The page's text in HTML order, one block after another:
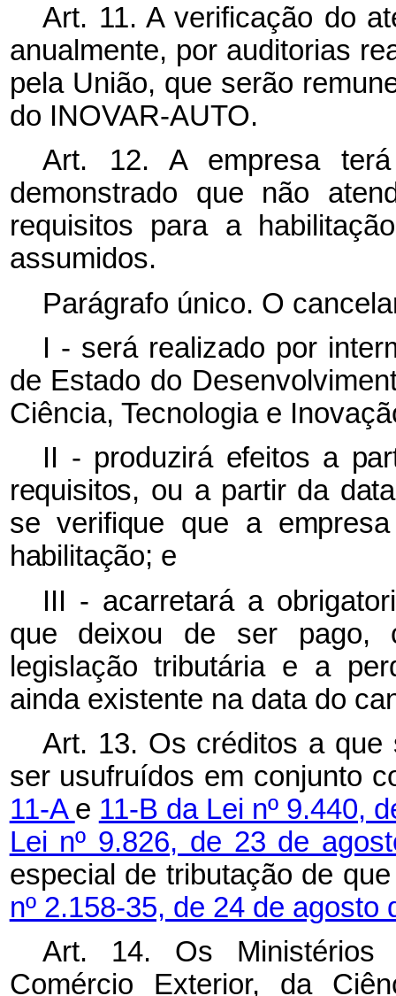
Art. 11. A verificação do
anualmente, por auditorias
pela União, que serão
do INOVAR-AUTO.
Art. 12. A empresa
demonstrado que não
requisitos para a
assumidos.
Parágrafo único. O
I - será realizado por
de Estado do
Ciência, Tecnologia e
II - produzirá efeitos a
requisitos, ou a partir da
se verifique que a
habilitação; e
III - acarretará a
que deixou de ser pago,
legislação tributária e a
ainda existente na data do
Art. 13. Os créditos a que
ser usufruídos em conjunto
11-A e 11-B da Lei nº 9.440,
Lei nº 9.826, de 23 de
especial de tributação de
nº 2.158-35, de 24 de agosto
Art. 14. Os Ministérios
Comércio Exterior, da